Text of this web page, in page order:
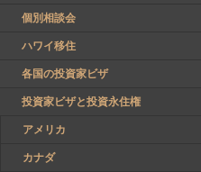
個別相談会
ハワイ移住
各国の投資家ビザ
投資家ビザと投資永住権
アメリカ
カナダ